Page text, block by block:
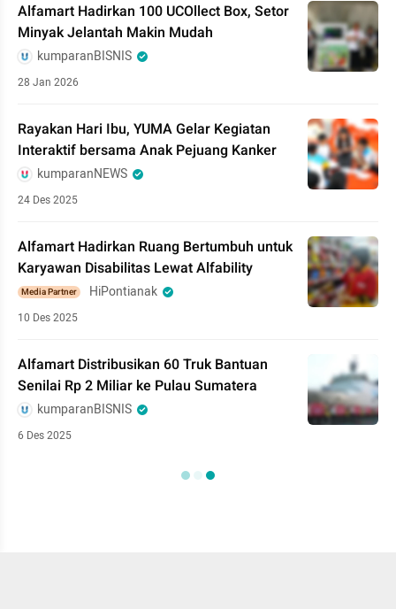
Alfamart Hadirkan 100 UCOllect Box, Setor
Minyak Jelantah Makin Mudah
kumparanBISNIS
28 Jan 2026
Rayakan Hari Ibu, YUMA Gelar Kegiatan
Interaktif bersama Anak Pejuang Kanker
kumparanNEWS
24 Des 2025
Alfamart Hadirkan Ruang Bertumbuh untuk
Karyawan Disabilitas Lewat Alfability
Media Partner HiPontianak
10 Des 2025
Alfamart Distribusikan 60 Truk Bantuan
Senilai Rp 2 Miliar ke Pulau Sumatera
kumparanBISNIS
6 Des 2025